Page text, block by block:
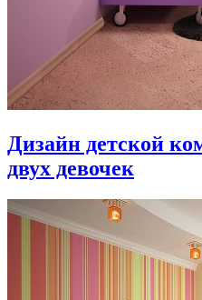
Дизайн детской
двух девочек